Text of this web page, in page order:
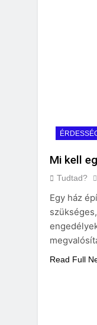
Mi kell
Tudtad?
Egy ház
Read Full